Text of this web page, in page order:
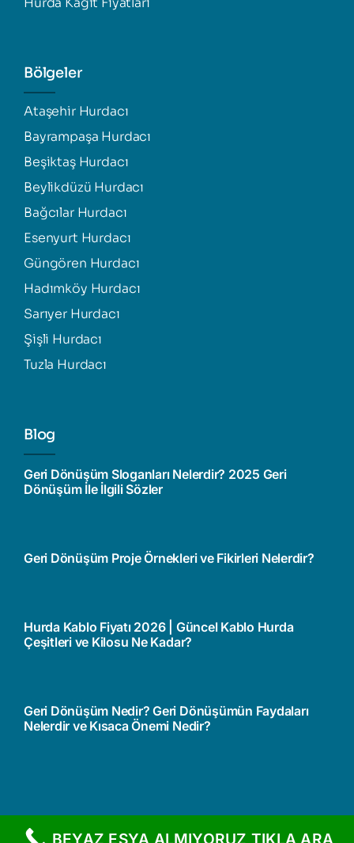
Bölgeler
Ataşehir Hurdacı
Bayrampaşa Hurdacı
Beşiktaş Hurdacı
Beylikdüzü Hurdacı
Bağcılar Hurdacı
Esenyurt Hurdacı
Güngören Hurdacı
Hadımköy Hurdacı
Sarıyer Hurdacı
Şişli Hurdacı
Tuzla Hurdacı
Blog
Geri Dönüşüm Sloganları Nelerdir? 2025 Geri
Dönüşüm İle İlgili Sözler
Geri Dönüşüm Proje Örnekleri ve Fikirleri Nelerdir?
Hurda Kablo Fiyatı 2026 | Güncel Kablo Hurda
Çeşitleri ve Kilosu Ne Kadar?
Geri Dönüşüm Nedir? Geri Dönüşümün Faydaları
Nelerdir ve Kısaca Önemi Nedir?
BEYAZ EŞYA ALMIYORUZ TIKLA ARA